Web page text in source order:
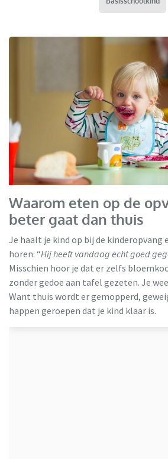
Waarom eten op de
beter gaat dan thuis
Je haalt je kind op bij de kinderopvang
horen: “Hij heeft vandaag echt goed
Misschien hoor je dat er zelfs
zonder gedoe aan tafel gezeten. Je
Want thuis wordt er gemopperd,
happen geroepen dat je kind klaar is.